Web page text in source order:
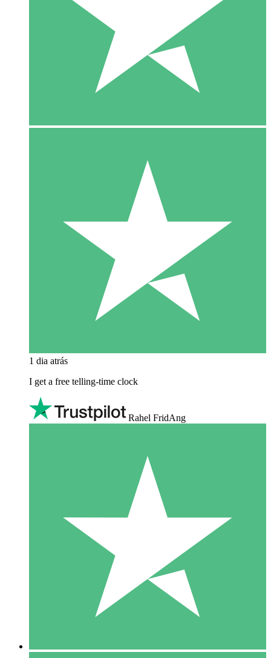
1 dia atrás
I get a free telling-time clock
Rahel FridAng